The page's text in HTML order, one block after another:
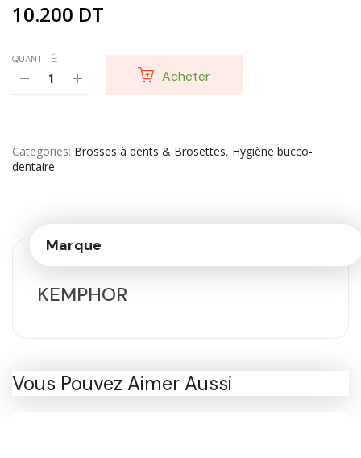
10.200 DT
QUANTITÉ:
Acheter
Categories Brosses à dents & Brosettes, Hygiène bucco-
dentaire
Marque
KEMPHOR
Vous Pouvez Aimer Aussi